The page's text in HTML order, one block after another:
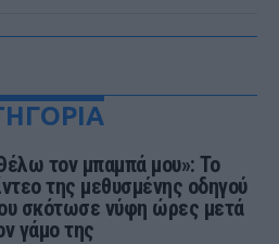
τον μπαμπά μου»: Το
της μεθυσμένης οδηγού
σκότωσε νύφη ώρες μετά
γάμο της